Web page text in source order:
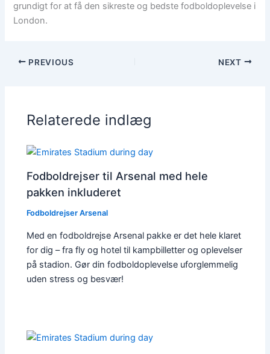
grundigt for at få den sikreste og bedste fodboldoplevelse i
London.
PREVIOUS NEXT
Relaterede indlæg
Fodboldrejser til Arsenal med hele
pakken inkluderet
Fodboldrejser Arsenal
Med en fodboldrejse Arsenal pakke er det hele klaret
for dig – fra fly og hotel til kampbilletter og oplevelser
på stadion. Gør din fodboldoplevelse uforglemmelig
uden stress og besvær!